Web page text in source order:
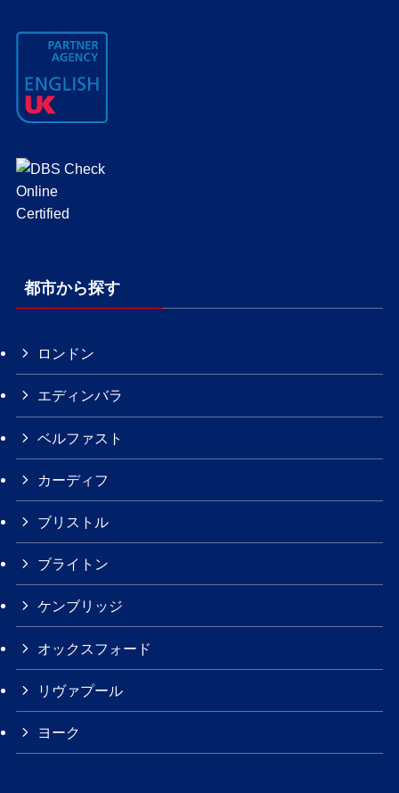
都市から探す
ロンドン
エディンバラ
ベルファスト
カーディフ
ブリストル
ブライトン
ケンブリッジ
オックスフォード
リヴァプール
ヨーク